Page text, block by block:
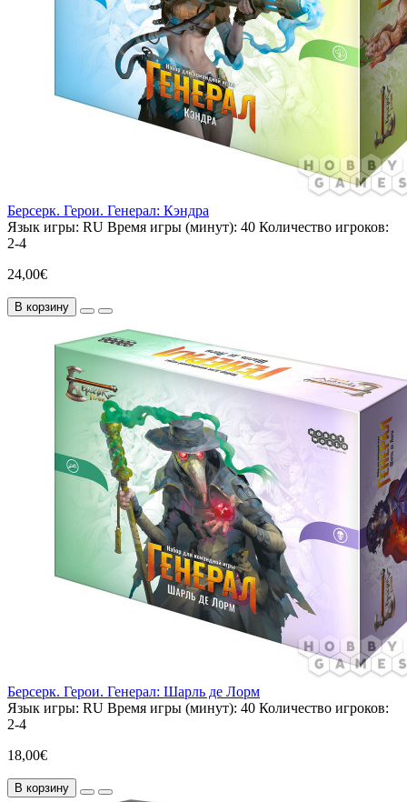
Берсерк. Герои. Генерал: Кэндра
Язык игры: RU Время игры (минут): 40 Количество игроков:
2-4
24,00€
В корзину
Берсерк. Герои. Генерал: Шарль де Лорм
Язык игры: RU Время игры (минут): 40 Количество игроков:
2-4
18,00€
В корзину